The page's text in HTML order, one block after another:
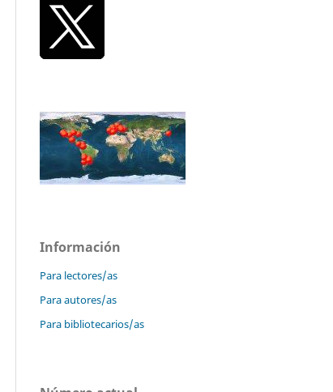
Información
Para lectores/as
Para autores/as
Para bibliotecarios/as